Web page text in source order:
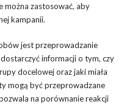
można zastosować, aby
kampanii.
jest przeprowadzanie
informacji o tym, czy
docelowej oraz jaki miała
mogą być przeprowadzane
na porównanie reakcji